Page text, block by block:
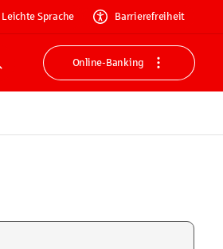
Leichte Sprache Barrierefreiheit
Suche
Online-Banking